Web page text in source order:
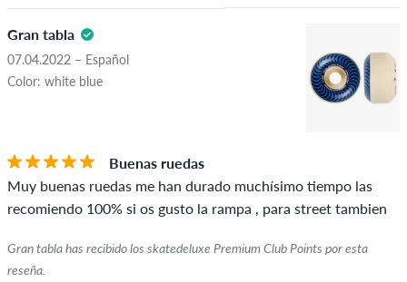
Gran tabla
07.04.2022 – Español
Color: white blue
Buenas ruedas
Muy buenas ruedas me han durado muchísimo tiempo las
recomiendo 100% si os gusto la rampa , para street tambien
Gran tabla has recibido los skatedeluxe Premium Club Points por esta
reseña.